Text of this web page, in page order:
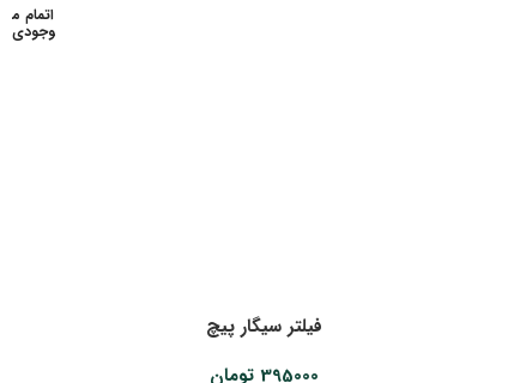
فیلتر سیگار پیچ
395000 تومان
اتمام م
وجودی